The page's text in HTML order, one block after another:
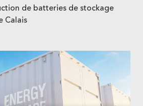
de batteries de stockage
Calais